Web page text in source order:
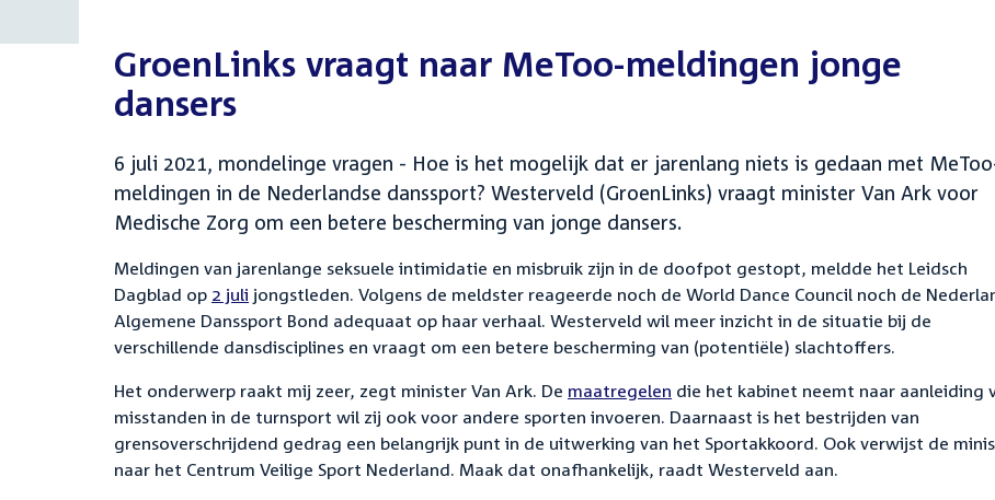
GroenLinks vraagt naar MeToo-meldingen jonge
dansers
6 juli 2021, mondelinge vragen - Hoe is het mogelijk dat er jarenlang niets is gedaan met
meldingen in de Nederlandse danssport? Westerveld (GroenLinks) vraagt minister Van Ark voor
Medische Zorg om een betere bescherming van jonge dansers.
Meldingen van jarenlange seksuele intimidatie en misbruik zijn in de doofpot gestopt, meldde het Leidsch
Dagblad op 2 juli jongstleden. Volgens de meldster reageerde noch de World Dance Council noch de
Algemene Danssport Bond adequaat op haar verhaal. Westerveld wil meer inzicht in de situatie bij de
verschillende dansdisciplines en vraagt om een betere bescherming van (potentiële) slachtoffers.
Het onderwerp raakt mij zeer, zegt minister Van Ark. De maatregelen die het kabinet neemt naar aanleiding
misstanden in de turnsport wil zij ook voor andere sporten invoeren. Daarnaast is het bestrijden van
grensoverschrijdend gedrag een belangrijk punt in de uitwerking van het Sportakkoord. Ook verwijst de
naar het Centrum Veilige Sport Nederland. Maak dat onafhankelijk, raadt Westerveld aan.